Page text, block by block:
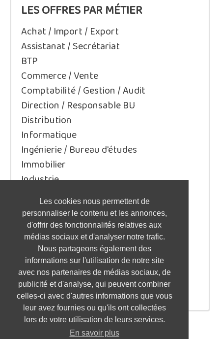
Les cookies nous permettent de
personnaliser le contenu et les annonces,
d'offrir des fonctionnalités relatives aux
médias sociaux et d'analyser notre trafic.
Nous partageons également des
informations sur l'utilisation de notre site
avec nos partenaires de médias sociaux, de
publicité et d'analyse, qui peuvent combiner
celles-ci avec d'autres informations que vous
leur avez fournies ou qu'ils ont collectées
lors de votre utilisation de leurs services.
En savoir plus
LES OFFRES PAR MÉTIER
Achat / Import / Export
Assistanat / Secrétariat
BTP
Commerce / Vente
Comptabilité / Gestion / Audit
Direction / Responsable BU
Distribution
Informatique
Ingénierie / Bureau d'études
Immobilier
Industrie
Juridique/Droit
Qualité / Sécurité / Environnement
Logistique / Transport
Marketing / Communication
Ressources Humaines
Restauration / Hôtellerie
Santé
Service à la personne / aux entreprises